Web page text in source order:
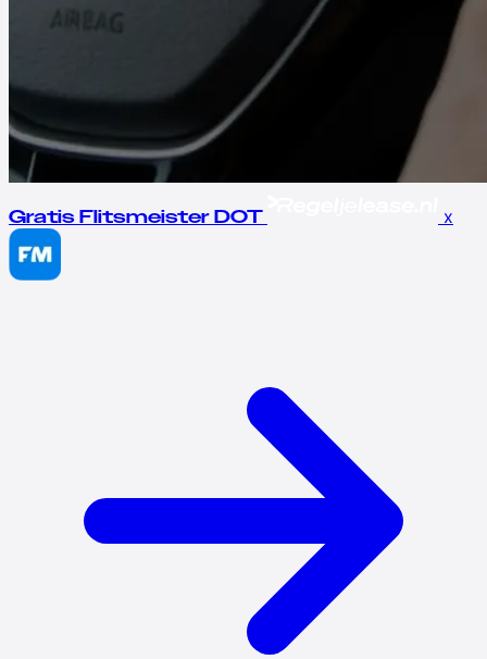
Gratis Flitsmeister DOT x